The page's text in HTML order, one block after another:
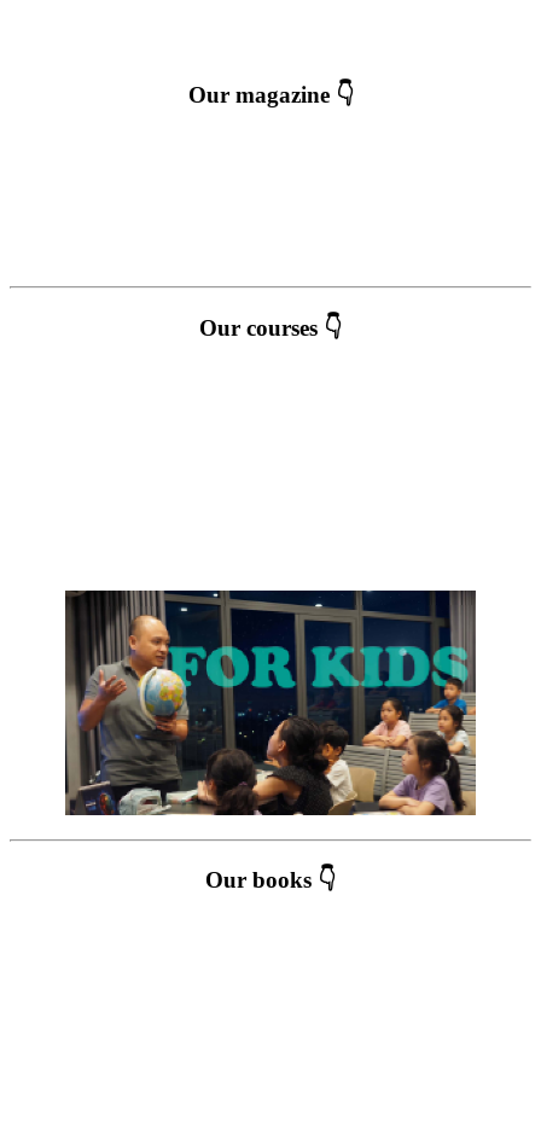
Our magazine 👇
Our courses 👇
Our books 👇